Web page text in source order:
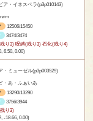
ア・イネスペラ(p3p010143)
12506/15450
3474/3474
り3) 呪縛(残り3) 石化(残り4)
6.50, 0.00)
・ミューゼル(p3p003529)
・あ・ふぁいあ
13290/13290
3756/3944
り3)
-18.66, 0.00)